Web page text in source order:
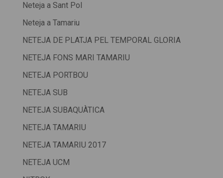
Neteja a Sant Pol
Neteja a Tamariu
NETEJA DE PLATJA PEL TEMPORAL GLORIA
NETEJA FONS MARI TAMARIU
NETEJA PORTBOU
NETEJA SUB
NETEJA SUBAQUÀTICA
NETEJA TAMARIU
NETEJA TAMARIU 2017
NETEJA UCM